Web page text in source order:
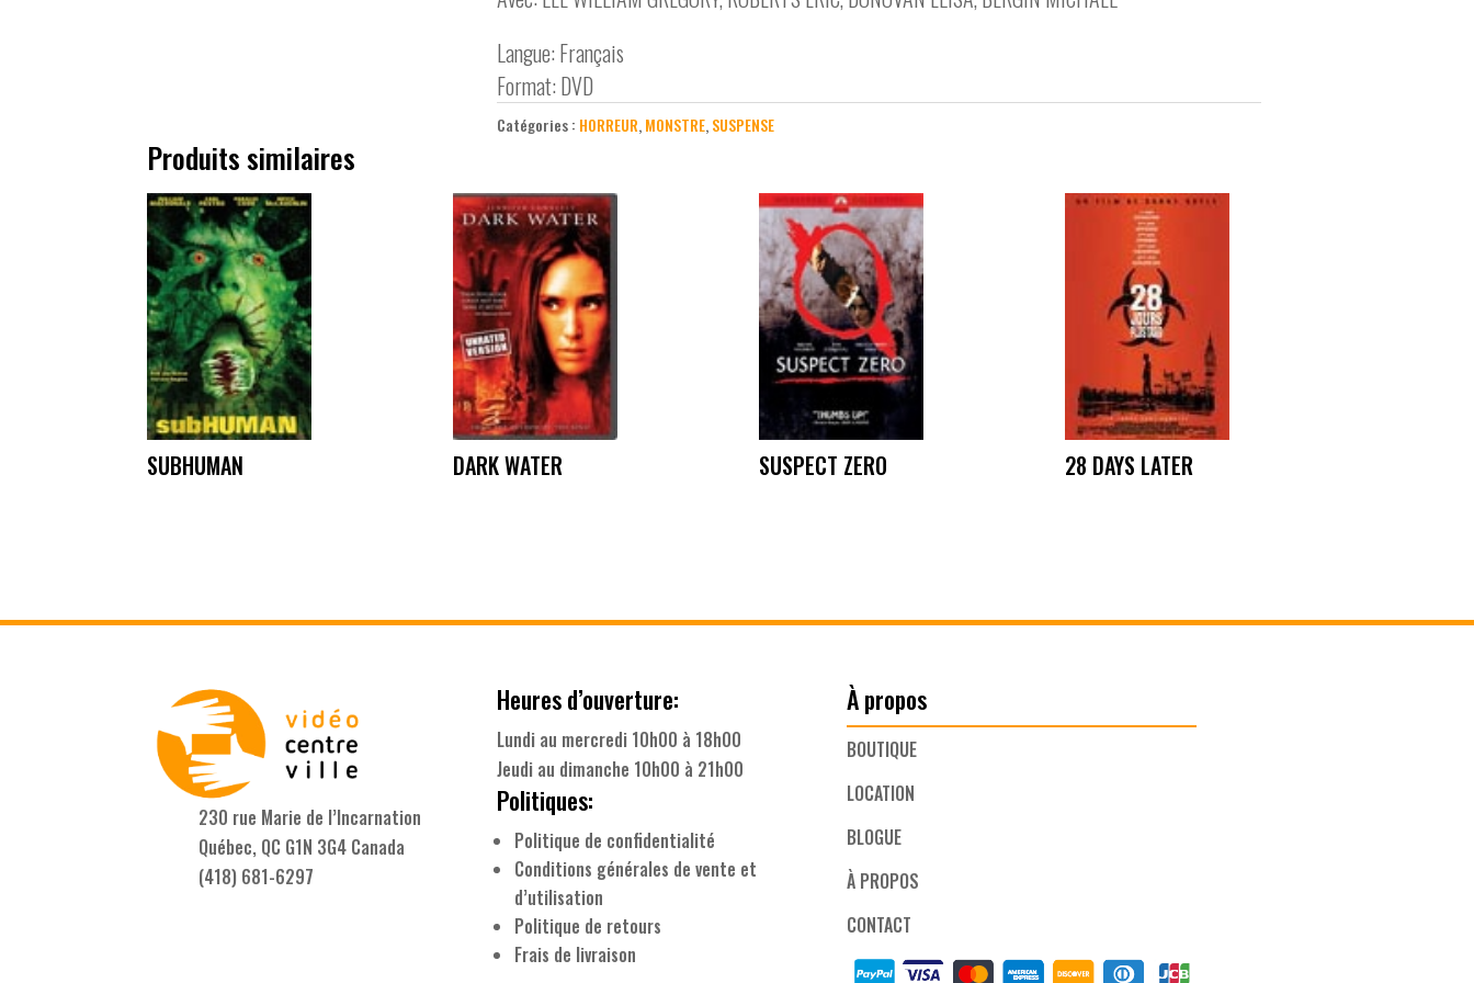
Langue: Français
Format: DVD
Catégories : HORREUR,MONSTRE,SUSPENSE
Produits similaires
SUBHUMAN DARK WATER SUSPECT ZERO 28 DAYS LATER
230 rue Marie de l’Incarnation
Québec, QC G1N 3G4 Canada
(418) 681-6297
Heures d’ouverture:
Lundi au mercredi 10h00 à 18h00
Jeudi au dimanche 10h00 à 21h00
Politiques:
Politique de confidentialité
Conditions générales de vente et
d’utilisation
Politique de retours
Frais de livraison
À propos
BOUTIQUE
LOCATION
BLOGUE
À PROPOS
CONTACT